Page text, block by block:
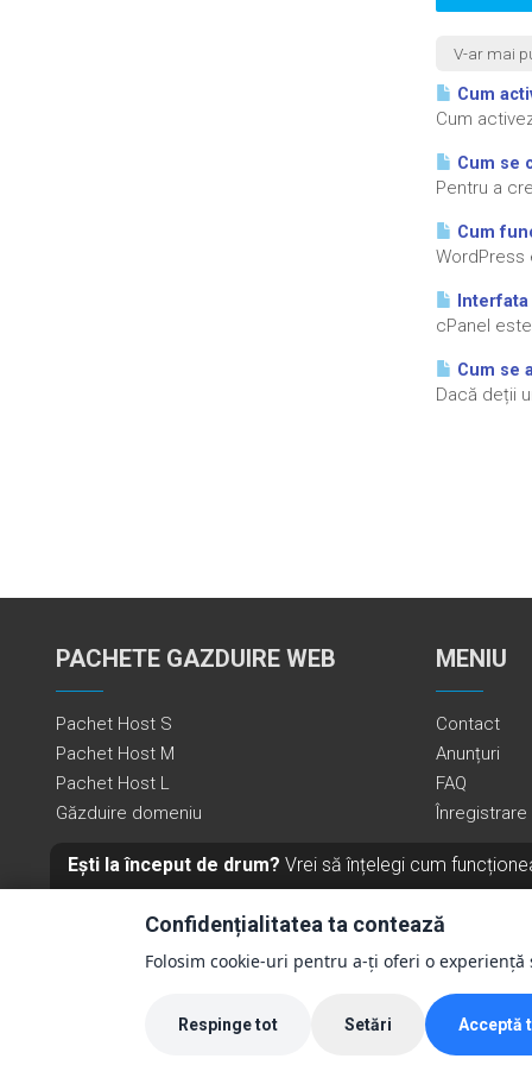
V-ar mai
Cum
Cum
Cum se
Pentru a
Cum
WordPress
cPanel
Cum se
Dacă deții
PACHETE GAZDUIRE WEB
Pachet Host S
Pachet Host M
Pachet Host L
Găzduire domeniu
MENIU
Contact
Anunțuri
FAQ
Înregistrare
Ești la început de drum? Vrei să înțelegi cum
Confidențialitatea ta contează
Folosim cookie-uri pentru a-ți oferi o
Respinge tot Setări Acceptă